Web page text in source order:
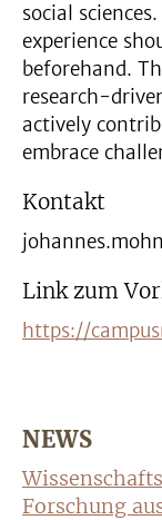
social
experience
beforehand.
research-
actively
embrace
Kontakt
Link zum
https://
NEWS
Forschung